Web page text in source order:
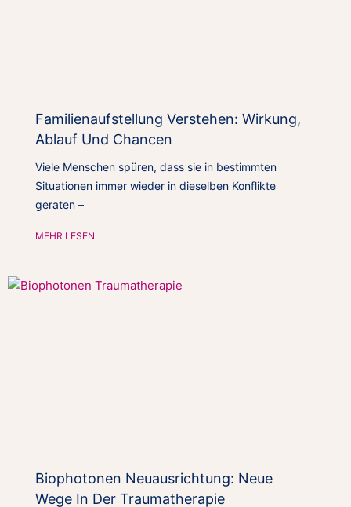
Familienaufstellung Verstehen: Wirkung,
Ablauf Und Chancen
Viele Menschen spüren, dass sie in bestimmten
Situationen immer wieder in dieselben Konflikte
geraten –
MEHR LESEN
Biophotonen Neuausrichtung: Neue
Wege In Der Traumatherapie